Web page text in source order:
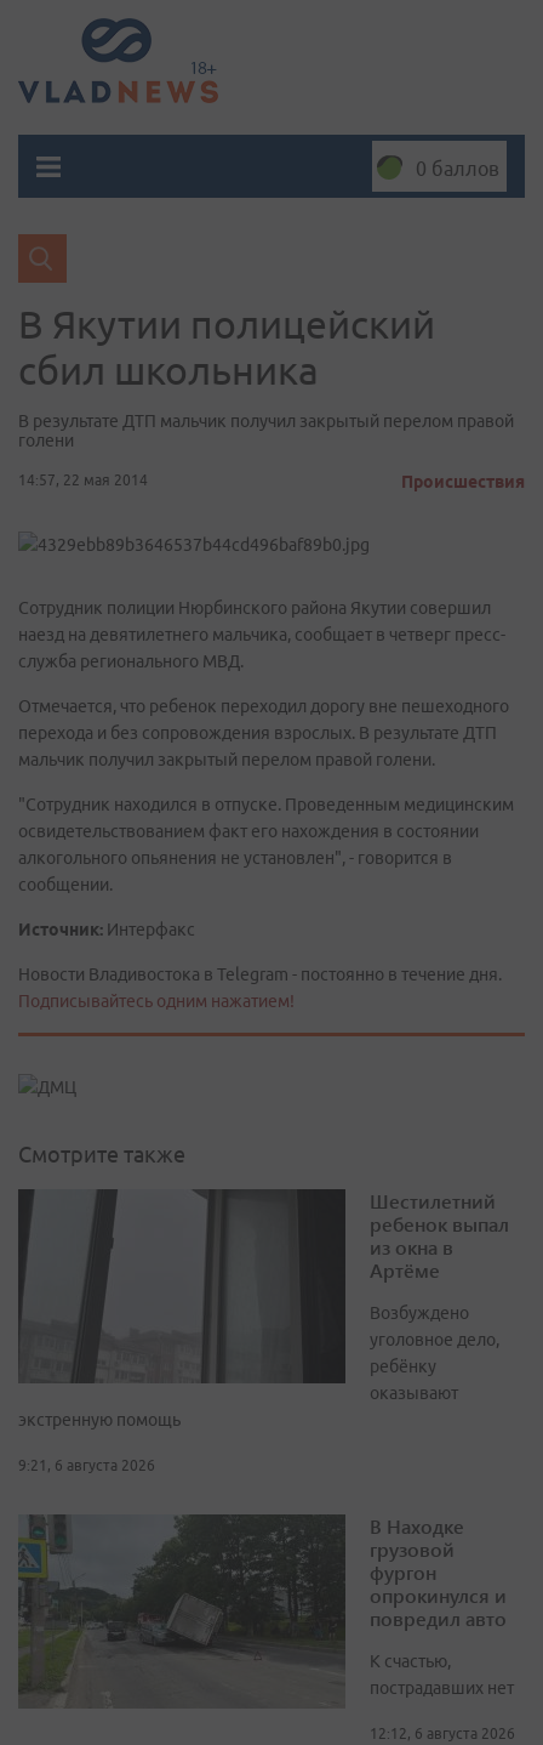
0 баллов
В Якутии полицейский
сбил школьника
В результате ДТП мальчик получил закрытый перелом правой
голени
14:57, 22 мая 2014 Происшествия
Сотрудник полиции Нюрбинского района Якутии совершил
наезд на девятилетнего мальчика, сообщает в четверг пресс-
служба регионального МВД.
Отмечается, что ребенок переходил дорогу вне пешеходного
перехода и без сопровождения взрослых. В результате ДТП
мальчик получил закрытый перелом правой голени.
"Сотрудник находился в отпуске. Проведенным медицинским
освидетельствованием факт его нахождения в состоянии
алкогольного опьянения не установлен", - говорится в
сообщении.
Источник: Интерфакс
Новости Владивостока в Telegram - постоянно в течение дня.
Подписывайтесь одним нажатием!
Смотрите также
Шестилетний
ребенок выпал
из окна в
Артёме
Возбуждено
уголовное дело,
ребёнку
оказывают
экстренную помощь
9:21, 6 августа 2026
В Находке
грузовой
фургон
опрокинулся и
повредил авто
К счастью,
пострадавших нет
12:12, 6 августа 2026